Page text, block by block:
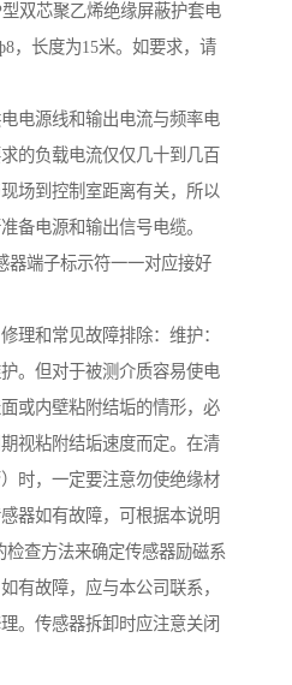
双芯聚乙烯绝缘屏蔽护套电
，长度为15米。如要求，请
电源线和输出电流与频率电
的负载电流仅仅几十到几百
场到控制室距离有关，所以
备电源和输出信号电缆。
端子标示符一一对应接好
理和常见故障排除：维护：
。但对于被测介质容易使电
或内壁粘附结垢的情形，必
视粘附结垢速度而定。在清
时，一定要注意勿使绝缘材
器如有故障，可根据本说明
检查方法来确定传感器励磁系
有故障，应与本公司联系，
。传感器拆卸时应注意关闭